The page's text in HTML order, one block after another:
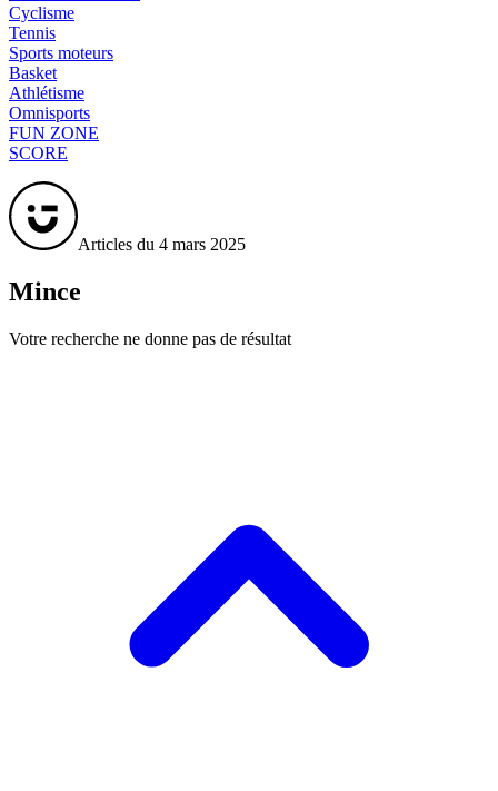
Cyclisme
Tennis
Sports moteurs
Basket
Athlétisme
Omnisports
FUN ZONE
SCORE
Articles du 4 mars 2025
Mince
Votre recherche ne donne pas de résultat